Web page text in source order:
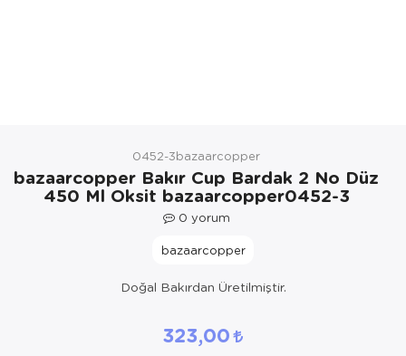
0452-3bazaarcopper
bazaarcopper Bakır Cup Bardak 2 No Düz
450 Ml Oksit bazaarcopper0452-3
0 yorum
bazaarcopper
Doğal Bakırdan Üretilmiştir.
323,00